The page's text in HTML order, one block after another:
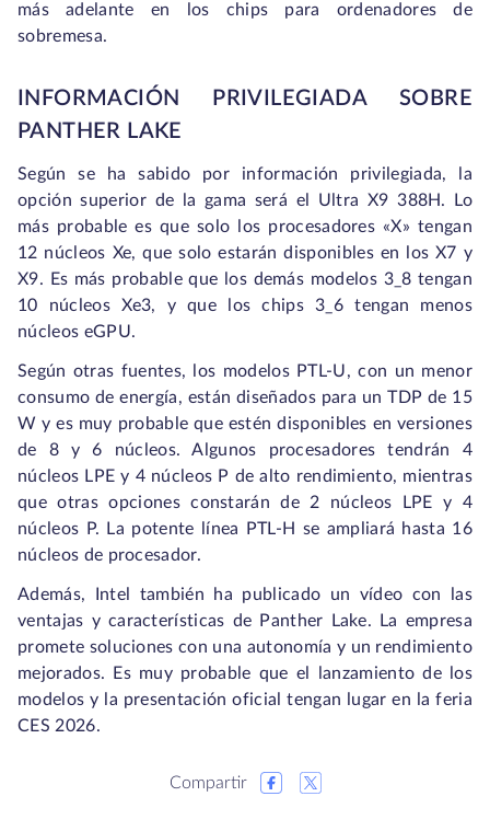
más adelante en los chips para ordenadores de
sobremesa.
INFORMACIÓN PRIVILEGIADA SOBRE
PANTHER LAKE
Según se ha sabido por información privilegiada, la
opción superior de la gama será el Ultra X9 388H. Lo
más probable es que solo los procesadores «X» tengan
12 núcleos Xe, que solo estarán disponibles en los X7 y
X9. Es más probable que los demás modelos 3_8 tengan
10 núcleos Xe3, y que los chips 3_6 tengan menos
núcleos eGPU.
Según otras fuentes, los modelos PTL-U, con un menor
consumo de energía, están diseñados para un TDP de 15
W y es muy probable que estén disponibles en versiones
de 8 y 6 núcleos. Algunos procesadores tendrán 4
núcleos LPE y 4 núcleos P de alto rendimiento, mientras
que otras opciones constarán de 2 núcleos LPE y 4
núcleos P. La potente línea PTL-H se ampliará hasta 16
núcleos de procesador.
Además, Intel también ha publicado un vídeo con las
ventajas y características de Panther Lake. La empresa
promete soluciones con una autonomía y un rendimiento
mejorados. Es muy probable que el lanzamiento de los
modelos y la presentación oficial tengan lugar en la feria
CES 2026.
Compartir